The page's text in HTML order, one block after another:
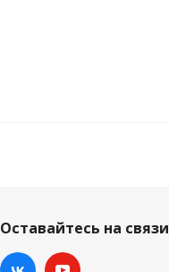
Оставайтесь на связи